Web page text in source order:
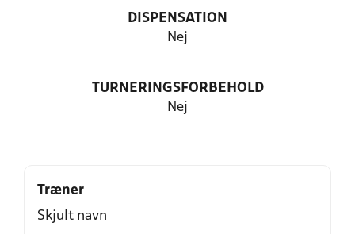
DISPENSATION
Nej
TURNERINGSFORBEHOLD
Nej
Træner
Skjult navn